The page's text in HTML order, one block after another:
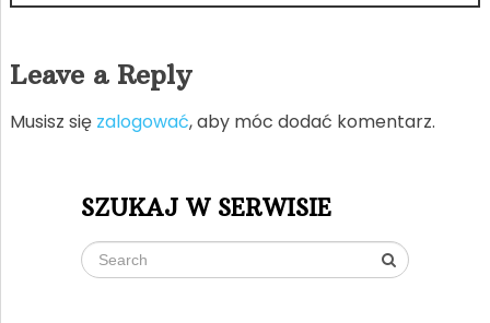
Leave a Reply
Musisz się zalogować, aby móc dodać komentarz.
SZUKAJ W SERWISIE